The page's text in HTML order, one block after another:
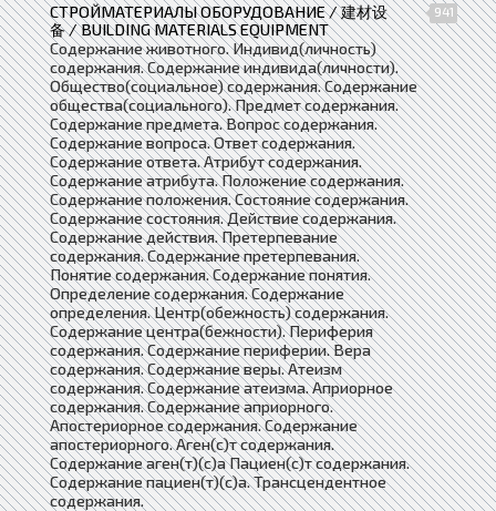
СТРОЙМАТЕРИАЛЫ ОБОРУДОВАНИЕ / 建材设
备 / BUILDING MATERIALS EQUIPMENT
941
Содержание животного. Индивид(личность)
содержания. Содержание индивида(личности).
Общество(социальное) содержания. Содержание
общества(социального). Предмет содержания.
Содержание предмета. Вопрос содержания.
Содержание вопроса. Ответ содержания.
Содержание ответа. Атрибут содержания.
Содержание атрибута. Положение содержания.
Содержание положения. Состояние содержания.
Содержание состояния. Действие содержания.
Содержание действия. Претерпевание
содержания. Содержание претерпевания.
Понятие содержания. Содержание понятия.
Определение содержания. Содержание
определения. Центр(обежность) содержания.
Содержание центра(бежности). Периферия
содержания. Содержание периферии. Вера
содержания. Содержание веры. Атеизм
содержания. Содержание атеизма. Априорное
содержания. Содержание априорного.
Апостериорное содержания. Содержание
апостериорного. Аген(с)т содержания.
Содержание аген(т)(с)а Пациен(с)т содержания.
Содержание пациен(т)(с)а. Трансцендентное
содержания.